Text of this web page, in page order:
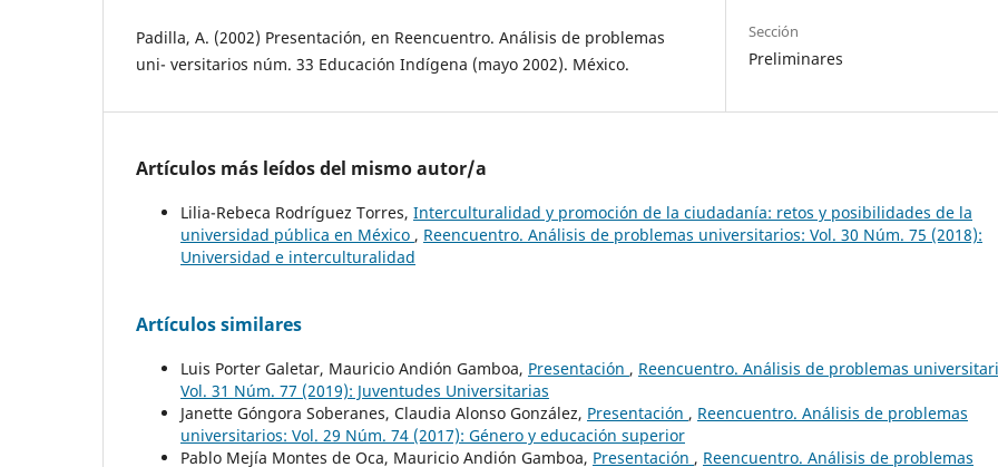
Padilla, A. (2002) Presentación, en Reencuentro. Análisis de problemas
uni- versitarios núm. 33 Educación Indígena (mayo 2002). México.
Sección
Preliminares
Artículos más leídos del mismo autor/a
Lilia-Rebeca Rodríguez Torres, Interculturalidad y promoción de la ciudadanía: retos y posibilidades de la
universidad pública en México , Reencuentro. Análisis de problemas universitarios: Vol. 30 Núm. 75 (2018):
Universidad e interculturalidad
Artículos similares
Luis Porter Galetar, Mauricio Andión Gamboa, Presentación , Reencuentro. Análisis de problemas
Vol. 31 Núm. 77 (2019): Juventudes Universitarias
Janette Góngora Soberanes, Claudia Alonso González, Presentación , Reencuentro. Análisis de problemas
universitarios: Vol. 29 Núm. 74 (2017): Género y educación superior
Pablo Mejía Montes de Oca, Mauricio Andión Gamboa, Presentación , Reencuentro. Análisis de problemas